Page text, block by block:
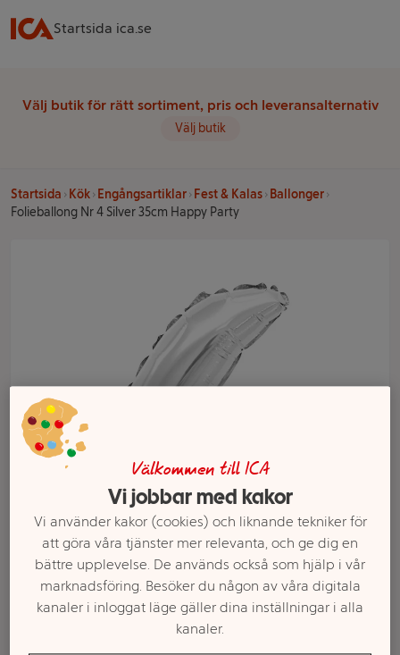
Startsida ica.se
Välj butik för rätt sortiment, pris och leveransalternativ
Välj butik
Startsida Kök Engångsartiklar Fest & Kalas
Ballonger
Folieballong Nr 4 Silver 35cm Happy Party
Välj butik och handla
Välkommen till ICA
Vi jobbar med kakor
Vi använder kakor (cookies) och liknande tekniker för
att göra våra tjänster mer relevanta, och ge dig en
bättre upplevelse. De används också som hjälp i vår
marknadsföring. Besöker du någon av våra digitala
kanaler i inloggat läge gäller dina inställningar i alla
kanaler.